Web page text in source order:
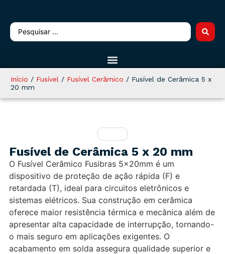
Início / Fusível / Fusível Cerâmico / Fusível de Cerâmica 5 x
20 mm
Fusível de Cerâmica 5 x 20 mm
O Fusível Cerâmico Fusibras 5x20mm é um
dispositivo de proteção de ação rápida (F) e
retardada (T), ideal para circuitos eletrônicos e
sistemas elétricos. Sua construção em cerâmica
oferece maior resistência térmica e mecânica além de
apresentar alta capacidade de interrupção, tornando-
o mais seguro em aplicações exigentes. O
acabamento em solda assegura qualidade superior e